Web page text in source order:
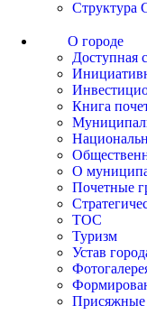
Структура
О городе
Доступная
Книга
О
Почетные
ТОС
Туризм
Устав
Присяжные